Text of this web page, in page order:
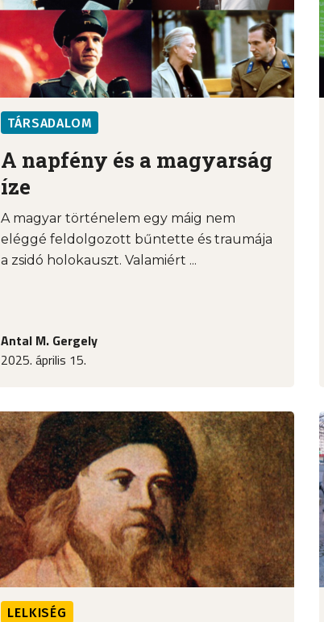
TÁRSADALOM
A napfény és a magyarság
íze
A magyar történelem egy máig nem
eléggé feldolgozott bűntette és traumája
a zsidó holokauszt. Valamiért ...
Antal M. Gergely
2025. április 15.
LELKISÉG